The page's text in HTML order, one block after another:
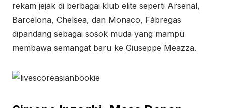
rekam jejak di berbagai klub elite seperti Arsenal,
Barcelona, Chelsea, dan Monaco, Fàbregas
dipandang sebagai sosok muda yang mampu
membawa semangat baru ke Giuseppe Meazza.